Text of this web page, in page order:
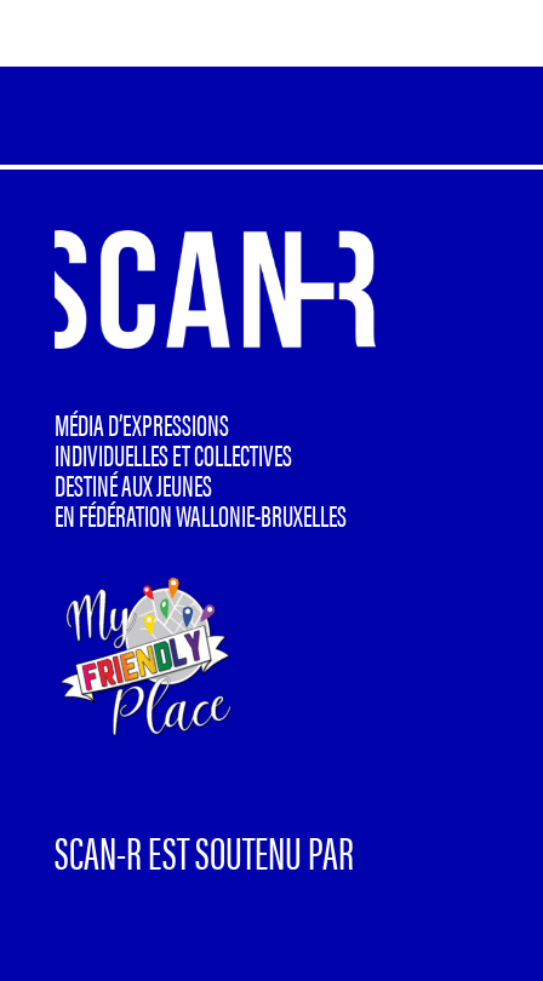
MÉDIA D’EXPRESSIONS
INDIVIDUELLES ET COLLECTIVES
DESTINÉ AUX JEUNES
EN FÉDÉRATION WALLONIE-BRUXELLES
SCAN-R EST SOUTENU PAR